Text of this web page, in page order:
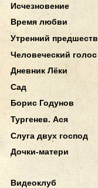
Исчезновение
Время любви
Утренний
Человеческий голос
Дневник Лёки
Сад
Борис Годунов
Тургенев. Ася
Слуга двух господ
Дочки-матери
Видеоклуб